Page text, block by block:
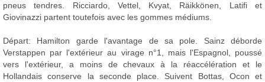
pneus tendres. Ricciardo, Vettel, Kvyat, Räikkönen, Latifi et
Giovinazzi partent toutefois avec les gommes médiums.
Départ: Hamilton garde l'avantage de sa pole. Sainz déborde
Verstappen par l'extérieur au virage n°1, mais l'Espagnol, poussé
vers l'extérieur, a moins de chevaux à la réaccélération et le
Hollandais conserve la seconde place. Suivent Bottas, Ocon et